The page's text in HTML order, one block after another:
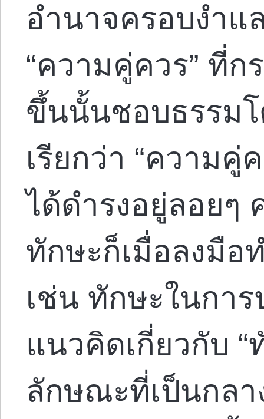
อำนาจครอบงำแ
“ความคู่ควร” ที่
ขึ้นนั้นชอบธรรม
เรียกว่า “ความคู่
ได้ดำรงอยู่ลอยๆ
ทักษะก็เมื่อลงมือ
เช่น ทักษะในกา
แนวคิดเกี่ยวกับ “
ลักษณะที่เป็นกลา